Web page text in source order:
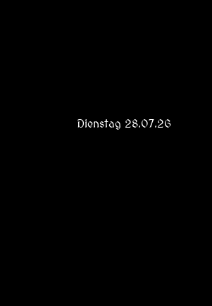
Dienstag 28.07.26